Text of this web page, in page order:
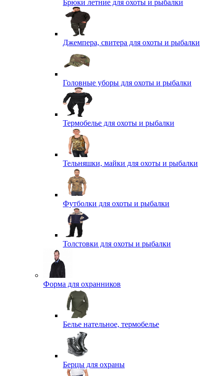
Брюки летние для охоты и рыбалки
Джемпера, свитера для охоты и рыбалки
Головные уборы для охоты и рыбалки
Термобелье для охоты и рыбалки
Тельняшки, майки для охоты и рыбалки
Футболки для охоты и рыбалки
Толстовки для охоты и рыбалки
Форма для охранников
Белье нательное, термобелье
Берцы для охраны